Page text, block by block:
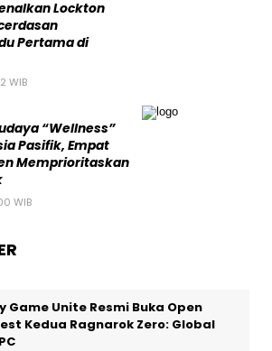
Lockton
Pertama di
WIB
“Wellness”
Pasifik, Empat
Memprioritaskan
WIB
Game Unite Resmi Buka Open
Kedua Ragnarok Zero: Global